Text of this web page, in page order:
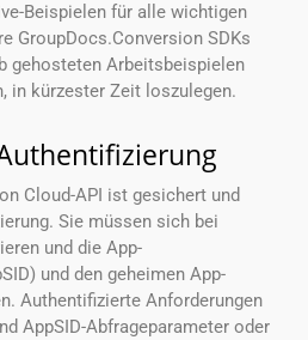
Beispielen für alle wichtigen
GroupDocs.Conversion SDKs
gehosteten Arbeitsbeispielen
in kürzester Zeit loszulegen.
Cloud-API ist gesichert und
Sie müssen sich bei
und die App-
und den geheimen App-
Authentifizierte Anforderungen
AppSID-Abfrageparameter oder